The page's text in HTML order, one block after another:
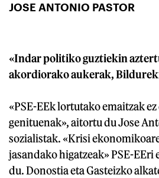
JOSE ANTONIO PASTOR
«Indar politiko guztiekin
akordiorako aukerak,
«PSE-EEk lortutako emaitzak
genituenak», aitortu du Jose
sozialistak. «Krisi
jasandako higatzeak» PSE-EEri
du. Donostia eta Gasteizko